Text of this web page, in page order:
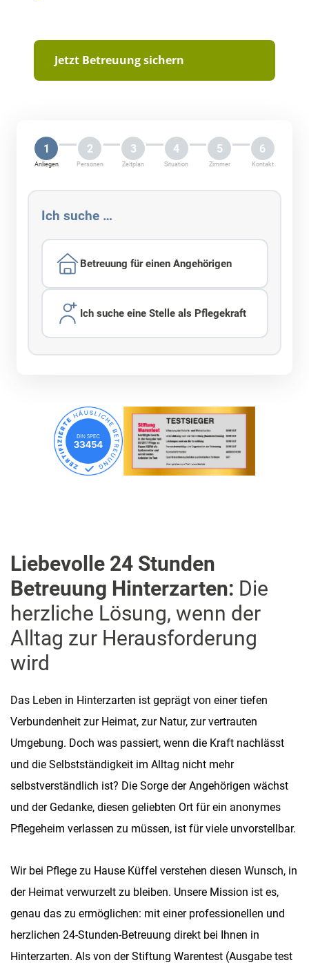
Jetzt Betreuung sichern
1
Anliegen
2
Personen
3
Zeitplan
4
Situation
5
Zimmer
6
Kontakt
Ich suche …
Betreuung für einen Angehörigen
Ich suche eine Stelle als Pflegekraft
Liebevolle 24 Stunden
Betreuung Hinterzarten: Die
herzliche Lösung, wenn der
Alltag zur Herausforderung
wird
Das Leben in Hinterzarten ist geprägt von einer tiefen
Verbundenheit zur Heimat, zur Natur, zur vertrauten
Umgebung. Doch was passiert, wenn die Kraft nachlässt
und die Selbstständigkeit im Alltag nicht mehr
selbstverständlich ist? Die Sorge der Angehörigen wächst
und der Gedanke, diesen geliebten Ort für ein anonymes
Pflegeheim verlassen zu müssen, ist für viele unvorstellbar.
Wir bei Pflege zu Hause Küffel verstehen diesen Wunsch, in
der Heimat verwurzelt zu bleiben. Unsere Mission ist es,
genau das zu ermöglichen: mit einer professionellen und
herzlichen 24-Stunden-Betreuung direkt bei Ihnen in
Hinterzarten. Als von der Stiftung Warentest (Ausgabe test